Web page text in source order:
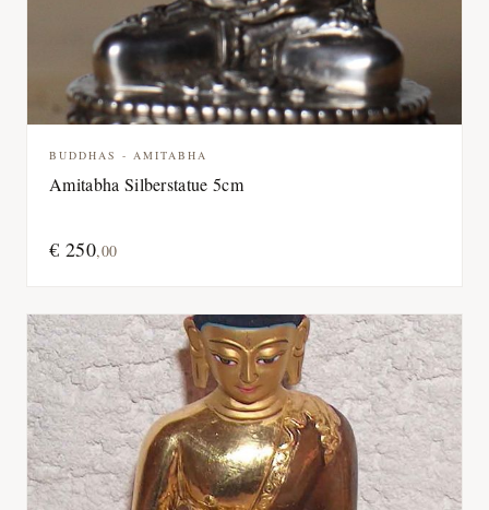
BUDDHAS - AMITABHA
Amitabha Silberstatue 5cm
€ 250,00